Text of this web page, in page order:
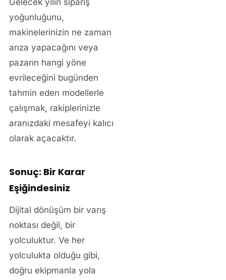
Gelecek yılın sipariş
yoğunluğunu,
makinelerinizin ne zaman
arıza yapacağını veya
pazarın hangi yöne
evrileceğini bugünden
tahmin eden modellerle
çalışmak, rakiplerinizle
aranızdaki mesafeyi kalıcı
olarak açacaktır.
Sonuç: Bir Karar
Eşiğindesiniz
Dijital dönüşüm bir varış
noktası değil, bir
yolculuktur. Ve her
yolculukta olduğu gibi,
doğru ekipmanla yola